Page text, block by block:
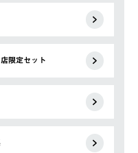
限定セット